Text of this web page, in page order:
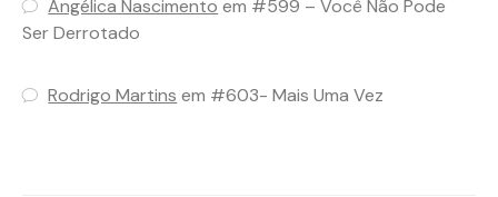
Angélica Nascimento em #599 – Você Não Pode
Ser Derrotado
Rodrigo Martins em #603- Mais Uma Vez